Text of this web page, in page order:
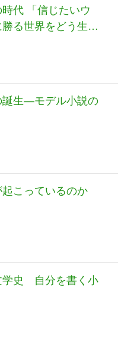
時代 「信じたいウ
る世界をどう生き
誕生―モデル小説の
こっているのか
学史 自分を書く小